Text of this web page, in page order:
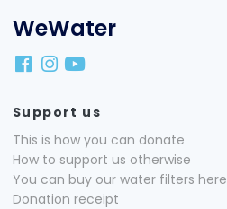
WeWater
Support us
This is how you can donate
How to support us otherwise
You can buy our water filters here
Donation receipt